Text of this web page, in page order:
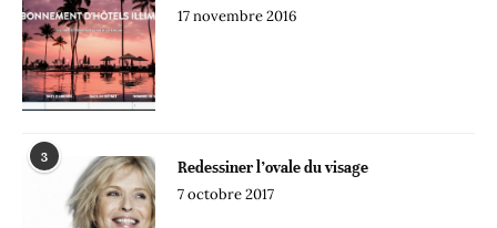
17 novembre 2016
3
Redessiner l’ovale du visage
7 octobre 2017